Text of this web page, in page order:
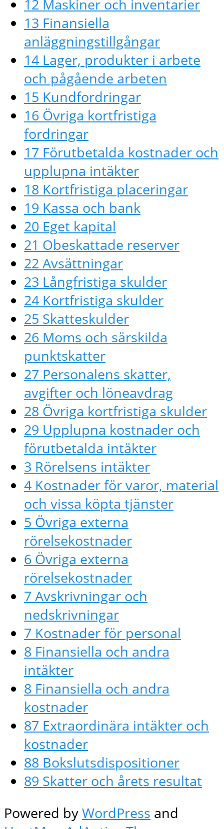
12 Maskiner och inventarier
13 Finansiella
anläggningstillgångar
14 Lager, produkter i arbete
och pågående arbeten
15 Kundfordringar
16 Övriga kortfristiga
fordringar
17 Förutbetalda kostnader och
upplupna intäkter
18 Kortfristiga placeringar
19 Kassa och bank
20 Eget kapital
21 Obeskattade reserver
22 Avsättningar
23 Långfristiga skulder
24 Kortfristiga skulder
25 Skatteskulder
26 Moms och särskilda
punktskatter
27 Personalens skatter,
avgifter och löneavdrag
28 Övriga kortfristiga skulder
29 Upplupna kostnader och
förutbetalda intäkter
3 Rörelsens intäkter
4 Kostnader för varor, material
och vissa köpta tjänster
5 Övriga externa
rörelsekostnader
6 Övriga externa
rörelsekostnader
7 Avskrivningar och
nedskrivningar
7 Kostnader för personal
8 Finansiella och andra
intäkter
8 Finansiella och andra
kostnader
87 Extraordinära intäkter och
kostnader
88 Bokslutsdispositioner
89 Skatter och årets resultat
Powered byWordPress and